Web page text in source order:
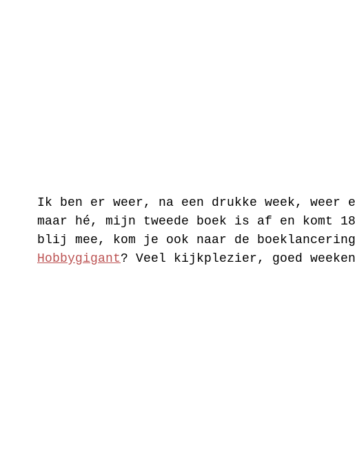
Ik ben er weer, na een drukke week, weer
maar hé, mijn tweede boek is af en komt
blij mee, kom je ook naar de
Hobbygigant? Veel kijkplezier, goed